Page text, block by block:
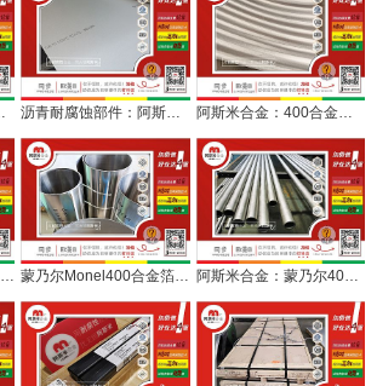
阿斯米合金：400合金板材3mm板材开平交付
阿斯米合金：光亮退火600合金换热管检测合格交付 蒙乃尔Monel400合金箔带薄带，阿斯米合金现货 阿斯米合金：蒙乃尔400合金无缝管定尺检尺水压涡流合格